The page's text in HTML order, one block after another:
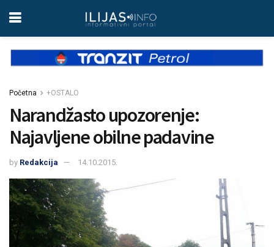
Početna +OSTALO
Narandžasto upozorenje:
Najavljene obilne padavine
by Redakcija 14.10.2015.